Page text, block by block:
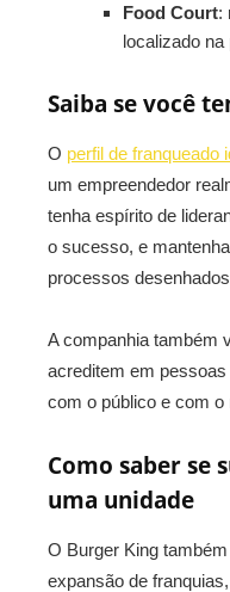
Food Court:
localizado
Saiba se você
O perfil de franqueado
um empreendedor
tenha espírito de
o sucesso, e
processos
A companhia também
acreditem em
com o público e com
Como saber se
uma unidade
O Burger King
expansão de